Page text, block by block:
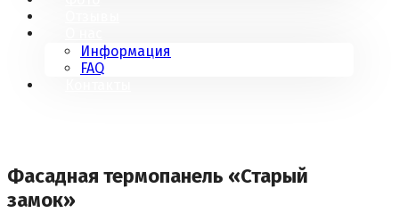
Информация
FAQ
Фасадная термопанель «Старый
замок»